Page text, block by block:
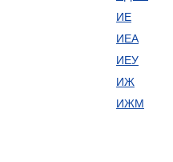
ИЕ
ИЕА
ИЕУ
ИЖ
ИЖМ